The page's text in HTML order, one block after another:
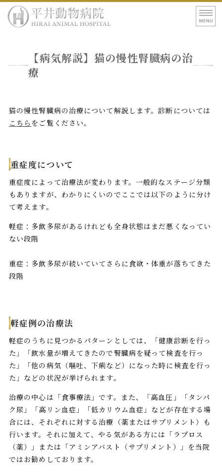
平井動物病院｜
病院紹介
アクセス
【病気解説】猫の慢性腎臓病の治
療
猫の慢性腎臓病の治療について解説します。診断については
こちら をご覧ください。
重症度について
重症度によって治療法が変わります。一般的なステージ分類
もありますが、わかりにくいのでここでは以下のように分け
て考えます。
軽症：多飲多尿があるけれども全身状態はまだ悪くなってい
ない段階
重症：多飲多尿が続いていてさらに食欲・体重が落ちてきた
段階
軽症例の治療法
軽症のうちに見つかるパターンとしては、「健康診断を行っ
た」「飲水量が増えてきたので腎臓病を疑って検査を行っ
た」「他の病気（嘔吐、下痢など）になった時に検査を行っ
た」などの状況が挙げられます。
治療の中心は「食事療法」です。また、「高血圧」「タンパ
ク尿」「高リン血症」「低カリウム血症」などが存在する場
合には、それぞれに対する治療（薬またはサプリメント）も
行います。それに加えて、やる気がある方には「ラプロス
（薬）」または「アミンアバスト（サプリメント）」を当院
ではお勧めしております。